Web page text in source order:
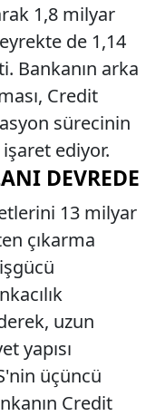
1,8 milyar
de 1,14
Bankanın arka
Credit
sürecinin
ediyor.
DEVREDE
13 milyar
çıkarma
uzun
yapısı
üçüncü
Credit